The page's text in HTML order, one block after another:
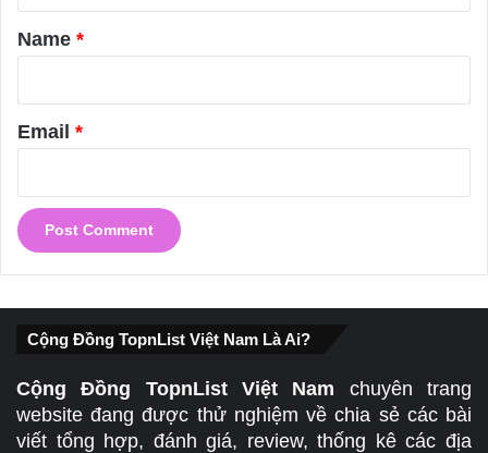
*
Name *
Email *
Cộng Đồng TopnList Việt Nam Là Ai?
Cộng Đồng TopnList Việt Nam chuyên trang
website đang được thử nghiệm về chia sẻ các bài
viết tổng hợp, đánh giá, review, thống kê các địa